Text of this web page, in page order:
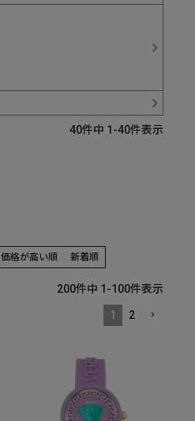
40件中 1-40件表示
価格が高い順 新着順
200件中 1-100件表示
1 2